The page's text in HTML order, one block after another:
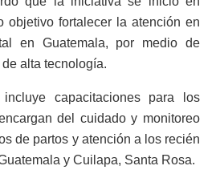
objetivo fortalecer la atención en
en Guatemala, por medio de
alta tecnología.
capacitaciones para los
del cuidado y monitoreo
de partos y atención a los recién
y Cuilapa, Santa Rosa.